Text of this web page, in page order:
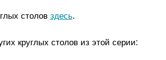
столов здесь.
круглых столов из этой серии: